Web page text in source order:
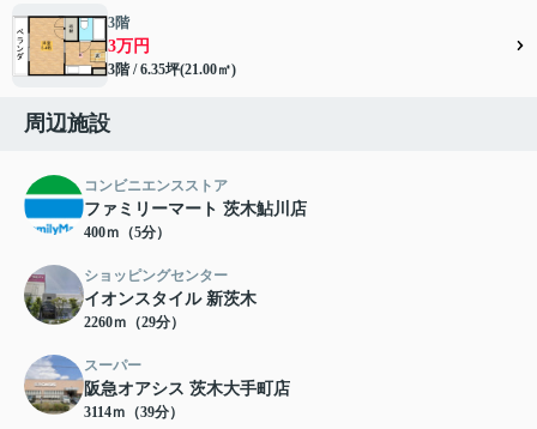
3階
3万円
3階 / 6.35坪(21.00㎡)
周辺施設
コンビニエンスストア
ファミリーマート 茨木鮎川店
400ｍ（5分）
ショッピングセンター
イオンスタイル 新茨木
2260ｍ（29分）
スーパー
阪急オアシス 茨木大手町店
3114ｍ（39分）